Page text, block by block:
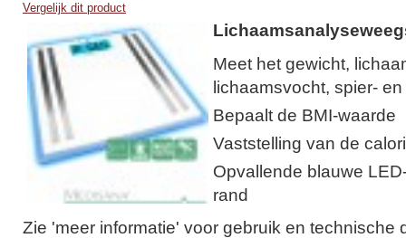
Vergelijk dit product
Meet het gewicht,
lichaamsvocht, spier-
Bepaalt de BMI-waarde
Vaststelling van de
Opvallende blauwe
rand
Zie 'meer informatie' voor gebruik en technische